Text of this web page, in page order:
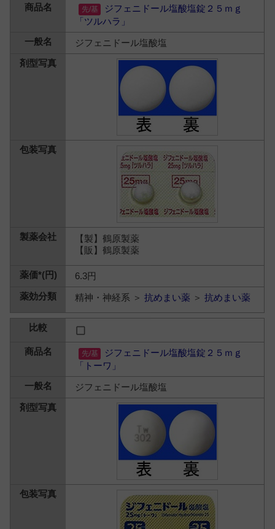
ジフェニドール塩酸塩錠２５ｍｇ
「ツルハラ」
ジフェニドール塩酸塩
【製】鶴原製薬
【販】鶴原製薬
6.3円
精神・神経系 ＞抗めまい薬 ＞抗めまい薬
ジフェニドール塩酸塩錠２５ｍｇ
「トーワ」
ジフェニドール塩酸塩